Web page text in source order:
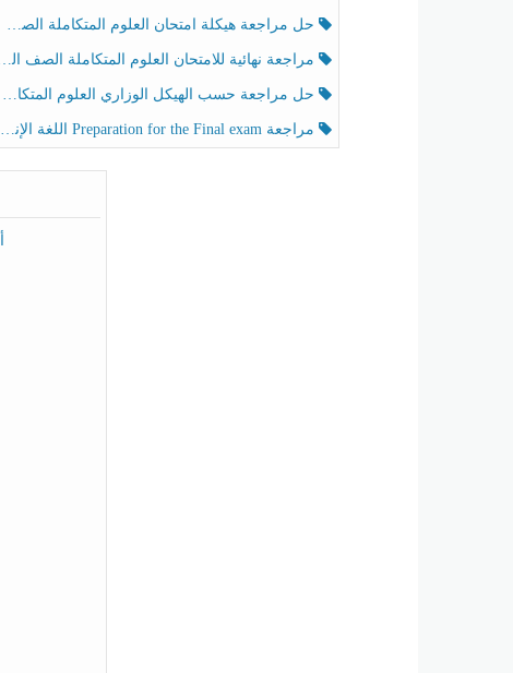
حل مراجعة هيكلة امتحان العلوم المتكاملة الصف الخامس عام الفصل الثالث
مراجعة نهائية للامتحان العلوم المتكاملة الصف الخامس انسبير الفصل الثالث
حل مراجعة حسب الهيكل الوزاري العلوم المتكاملة الصف الخامس عام الفصل الثالث
مراجعة Preparation for the Final exam اللغة الإنجليزية الصف الرابع الفصل الثالث